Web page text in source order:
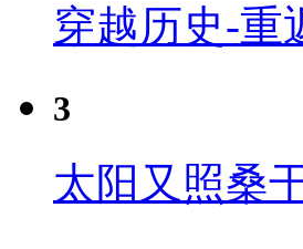
穿越历史-重
3
太阳又照桑